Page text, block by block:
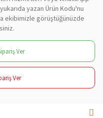
yazan Ürün Kodu'nu
ekibimizle görüştüğünüzde
Ver
Ver